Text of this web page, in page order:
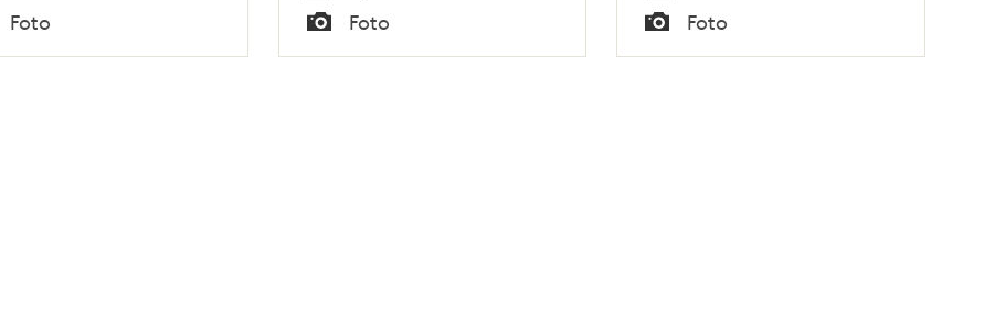
Foto Tid
Typ
Foto Tid
Typ
Foto